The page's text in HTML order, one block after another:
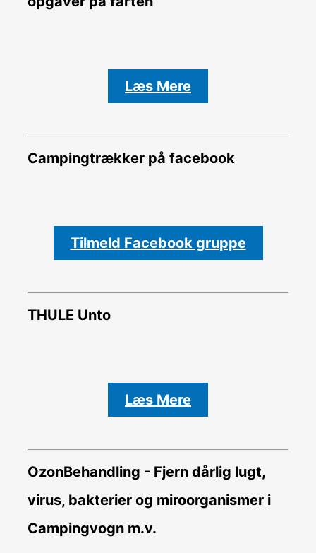
Læs Mere
Campingtrækker på facebook
Tilmeld Facebook gruppe
THULE Unto
Læs Mere
OzonBehandling - Fjern dårlig lugt,
virus, bakterier og miroorganismer i
Campingvogn m.v.